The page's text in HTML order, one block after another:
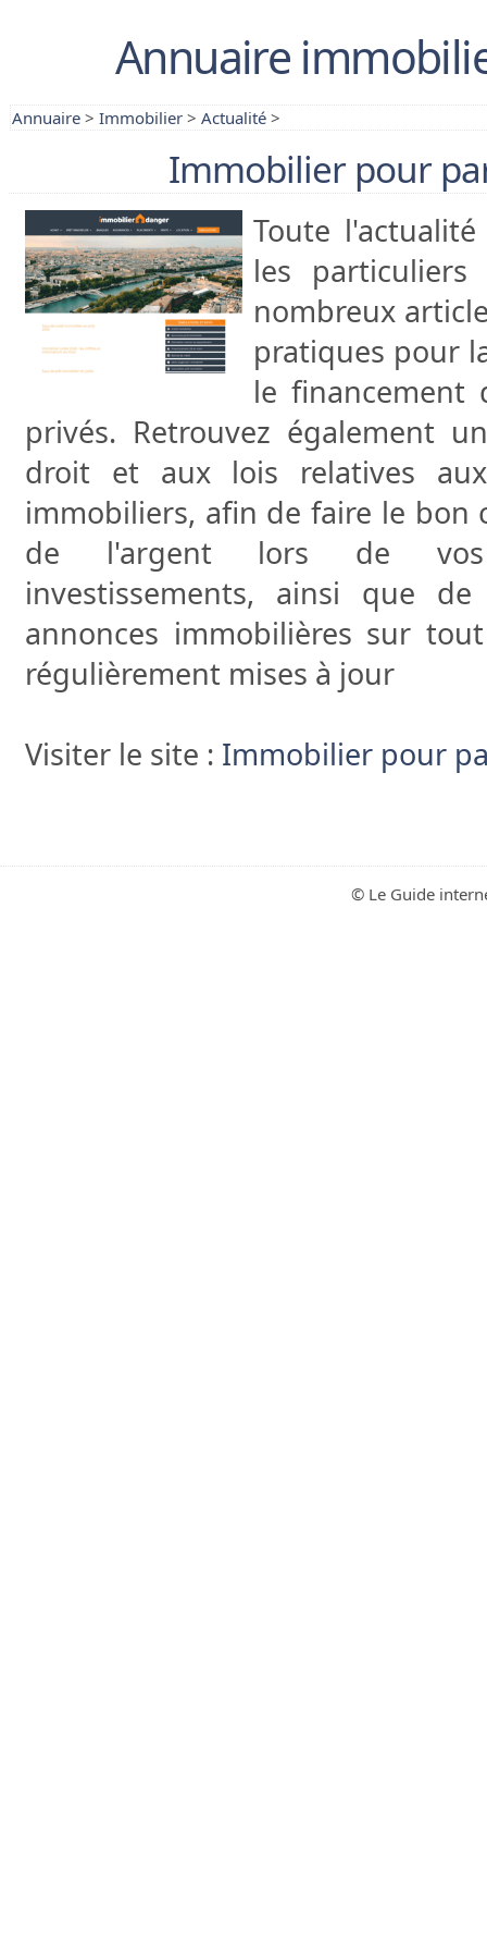
Annuaire
Annuaire > Immobilier > Actualité >
Immobilier pour
Toute
les
nombreux
pratiques pour
le financement
privés. Retrouvez également
droit et aux lois relatives
immobiliers, afin de faire le bon
de l'argent lors de vos
investissements, ainsi que
annonces immobilières sur
régulièrement mises à jour
Visiter le site : Immobilier pour
© Le Guide